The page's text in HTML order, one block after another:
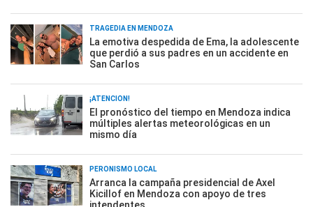
TRAGEDIA EN MENDOZA
La emotiva despedida de Ema, la adolescente
que perdió a sus padres en un accidente en
San Carlos
¡ATENCIÓN!
El pronóstico del tiempo en Mendoza indica
múltiples alertas meteorológicas en un
mismo día
PERONISMO LOCAL
Arranca la campaña presidencial de Axel
Kicillof en Mendoza con apoyo de tres